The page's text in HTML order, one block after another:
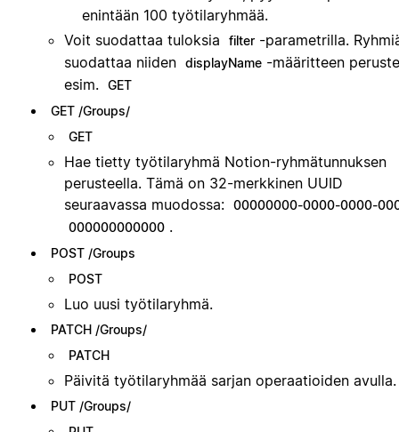
enintään 100 työtilaryhmää.
Voit suodattaa tuloksia
filter -parametrilla.
suodattaa niiden displayName -määritteen
esim. GET
GET /Groups/
GET
Hae tietty työtilaryhmä Notion-ryhmätunnuksen
perusteella. Tämä on 32-merkkinen UUID
seuraavassa muodossa: 00000000-0000-0000-
000000000000 .
POST /Groups
POST
Luo uusi työtilaryhmä.
PATCH /Groups/
PATCH
Päivitä työtilaryhmää sarjan operaatioiden avulla.
PUT /Groups/